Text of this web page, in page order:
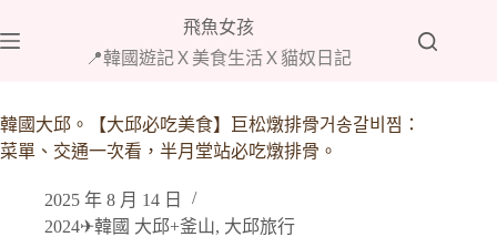
至
內
容
飛魚女孩
📍韓國遊記Ｘ美食生活Ｘ貓奴日記
韓國大邱。【大邱必吃美食】巨松燉排骨거송갈비찜：
菜單、交通一次看，半月堂站必吃燉排骨。
2025 年 8 月 14 日
2024✈韓國 大邱+釜山, 大邱旅行